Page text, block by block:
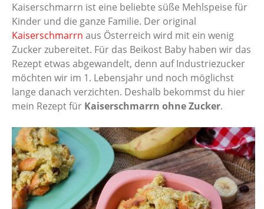
Kaiserschmarrn ist eine beliebte süße Mehlspeise für
Kinder und die ganze Familie. Der original
Kaiserschmarrn aus Österreich wird mit ein wenig
Zucker zubereitet. Für das Beikost Baby haben wir das
Rezept etwas abgewandelt, denn auf Industriezucker
möchten wir im 1. Lebensjahr und noch möglichst
lange danach verzichten. Deshalb bekommst du hier
mein Rezept für Kaiserschmarrn ohne Zucker.